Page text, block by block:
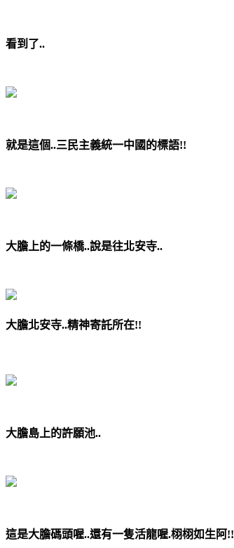
看到了..
就是這個..三民主義統一中國的標語!!
大膽上的一條橋..說是往北安寺..
大膽北安寺..精神寄託所在!!
大膽島上的許願池..
這是大膽碼頭喔..還有一隻活龍喔.栩栩如生阿!!